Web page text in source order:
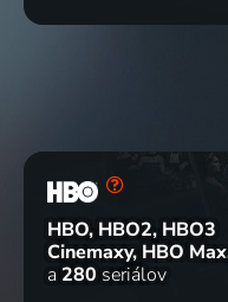
HBO, HBO2, HBO3
Cinemaxy, HBO Max
a 280 seriálov